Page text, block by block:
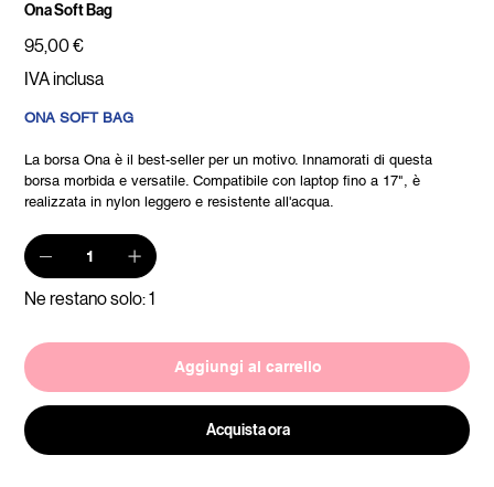
Ona Soft Bag
Prezzo
95,00 €
IVA inclusa
ONA SOFT BAG
La borsa Ona è il best-seller per un motivo. Innamorati di questa
borsa morbida e versatile. Compatibile con laptop fino a 17", è
realizzata in nylon leggero e resistente all'acqua.
Ne restano solo: 1
Aggiungi al carrello
Acquista ora